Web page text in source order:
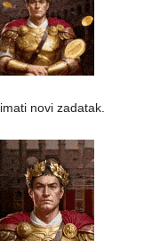
novi zadatak.